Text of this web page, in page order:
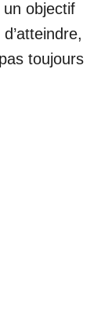
objectif
toujours